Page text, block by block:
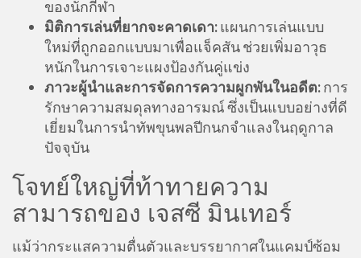
ของนักกีฬา
มิติการเล่นที่ยากจะคาดเดา:แผนการเล่นแบบ
ใหม่ที่ถูกออกแบบมาเพื่อแจ็คสัน ช่วยเพิ่มอาวุธ
หนักในการเจาะแผงป้องกันคู่แข่ง
ภาวะผู้นำและการจัดการความผูกพันในอดีต:การ
รักษาความสมดุลทางอารมณ์ ซึ่งเป็นแบบอย่างที่ดี
เยี่ยมในการนำทัพขุนพลปีกนกจำแลงในฤดูกาล
ปัจจุบัน
โจทย์ใหญ่ที่ท้าทายความ
สามารถของ เจสซี มินเทอร์
แม้ว่ากระแสความตื่นตัวและบรรยากาศในแคมป์ซ้อม